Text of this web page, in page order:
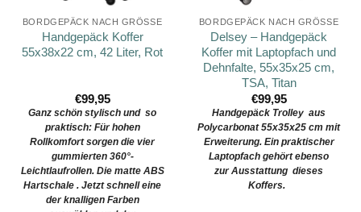
BORDGEPÄCK NACH GRÖSSE
Handgepäck Koffer
55x38x22 cm, 42 Liter, Rot
€99,95
Ganz schön stylisch und so
praktisch: Für hohen
Rollkomfort sorgen die vier
gummierten 360°-
Leichtlaufrollen. Die matte ABS
Hartschale . Jetzt schnell eine
der knalligen Farben
BORDGEPÄCK NACH GRÖSSE
Delsey – Handgepäck
Koffer mit Laptopfach und
Dehnfalte, 55x35x25 cm,
TSA, Titan
€99,95
Handgepäck Trolley aus
Polycarbonat 55x35x25 cm mit
Erweiterung. Ein praktischer
Laptopfach gehört ebenso
zur Ausstattung dieses
Koffers.